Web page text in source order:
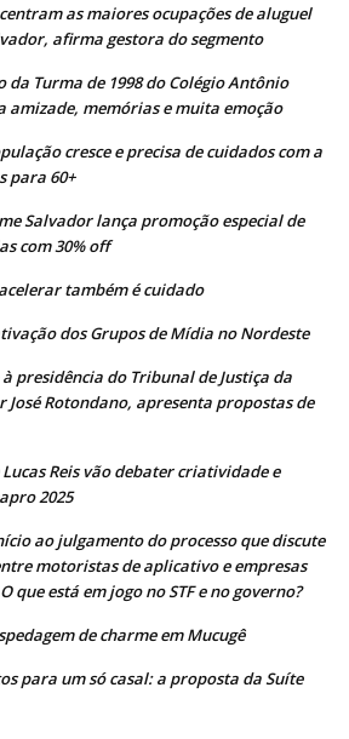
as maiores ocupações de aluguel
afirma gestora do segmento
da Turma de 1998 do Colégio Antônio
amizade, memórias e muita emoção
cresce e precisa de cuidados com a
para 60+
Salvador lança promoção especial de
com 30% off
também é cuidado
dos Grupos de Mídia no Nordeste
presidência do Tribunal de Justiça da
José Rotondano, apresenta propostas de
Lucas Reis vão debater criatividade e
2025
ao julgamento do processo que discute
motoristas de aplicativo e empresas
está em jogo no STF e no governo?
de charme em Mucugê
para um só casal: a proposta da Suíte